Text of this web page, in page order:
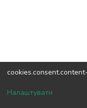
DSpace software
Налаштувати